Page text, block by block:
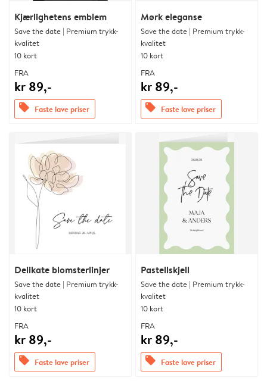
Kjærlighetens emblem
Save the date | Premium trykk-
kvalitet
10 kort
FRA
kr 89,-
offers Faste lave priser
Mørk eleganse
Save the date | Premium trykk-
kvalitet
10 kort
FRA
kr 89,-
offers Faste lave priser
Delikate blomsterlinjer
Save the date | Premium trykk-
kvalitet
10 kort
FRA
kr 89,-
offers Faste lave priser
Pastellskjell
Save the date | Premium trykk-
kvalitet
10 kort
FRA
kr 89,-
offers Faste lave priser